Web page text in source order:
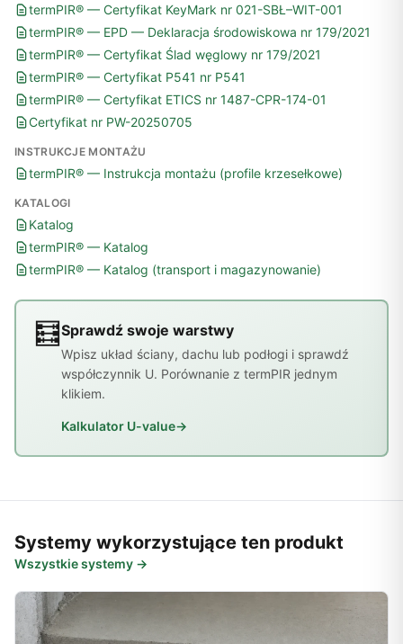
termPIR® — Certyfikat KeyMark nr 021-SBŁ–WIT-001
termPIR® — EPD — Deklaracja środowiskowa nr 179/2021
termPIR® — Certyfikat Ślad węglowy nr 179/2021
termPIR® — Certyfikat P541 nr P541
termPIR® — Certyfikat ETICS nr 1487-CPR-174-01
Certyfikat nr PW-20250705
INSTRUKCJE MONTAŻU
termPIR® — Instrukcja montażu (profile krzesełkowe)
KATALOGI
Katalog
termPIR® — Katalog
termPIR® — Katalog (transport i magazynowanie)
🧮Sprawdź swoje warstwy
Wpisz układ ściany, dachu lub podłogi i sprawdź
współczynnik U. Porównanie z termPIR jednym
klikiem.
Kalkulator U-value→
Systemy wykorzystujące ten produkt
Wszystkie systemy →